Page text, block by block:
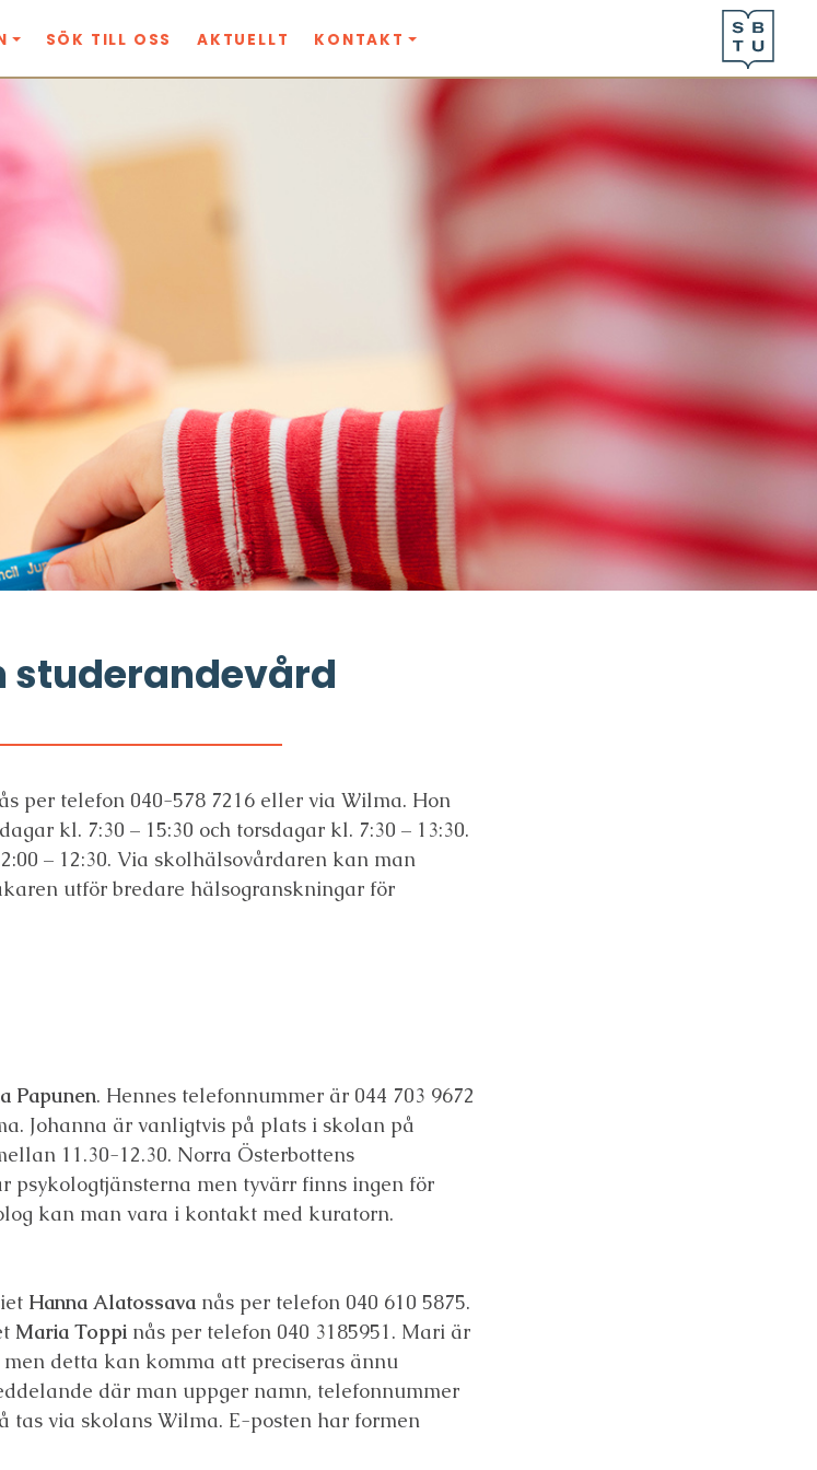
SÖK TILL OSS AKTUELLT KONTAKT
studerandevård
per telefon 040-578 7216 eller via Wilma. Hon
kl. 7:30 – 15:30 och torsdagar kl. 7:30 – 13:30.
– 12:30. Via skolhälsovårdaren kan man
utför bredare hälsogranskningar för
Papunen. Hennes telefonnummer är 044 703 9672
Johanna är vanligtvis på plats i skolan på
11.30-12.30. Norra Österbottens
psykologtjänsterna men tyvärr finns ingen för
kan man vara i kontakt med kuratorn.
Hanna Alatossava nås per telefon 040 610 5875.
Maria Toppi nås per telefon 040 3185951. Mari är
detta kan komma att preciseras ännu
där man uppger namn, telefonnummer
tas via skolans Wilma. E-posten har formen